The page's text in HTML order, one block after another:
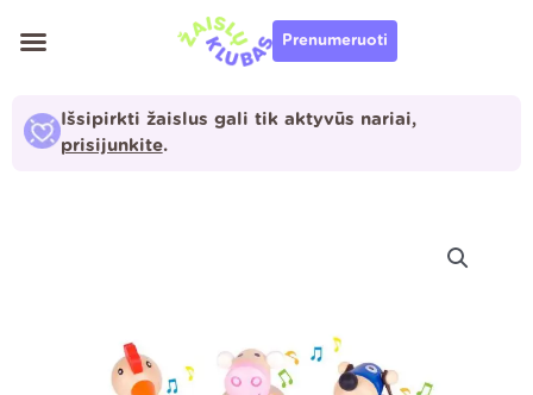
prie
Prenumeruoti
Išsipirkti žaislus gali tik aktyvūs nariai,
prisijunkite.